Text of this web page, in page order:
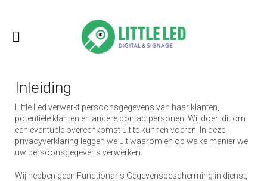
Inleiding
Little Led verwerkt persoonsgegevens van haar klanten,
potentiële klanten en andere contactpersonen. Wij doen dit om
een eventuele overeenkomst uit te kunnen voeren. In deze
privacyverklaring leggen we uit waarom en op welke manier we
uw persoonsgegevens verwerken.
Wij hebben geen Functionaris Gegevensbescherming in dienst,